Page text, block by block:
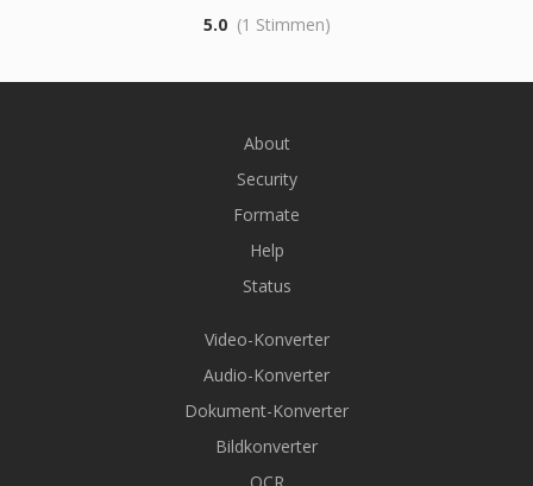
5.0 (1 Stimmen)
About
Security
Formate
Help
Status
Video-Konverter
Audio-Konverter
Dokument-Konverter
Bildkonverter